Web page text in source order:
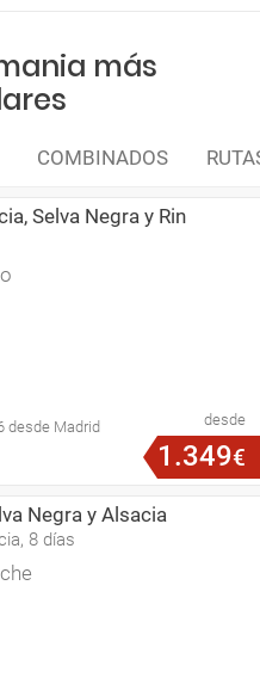
más
COMBINADOS
Selva Negra y Rin
desde Madrid desde
1 .349€
Negra y Alsacia
8 días